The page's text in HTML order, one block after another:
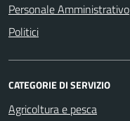
Personale Amministrativo
Politici
CATEGORIE DI SERVIZIO
Agricoltura e pesca